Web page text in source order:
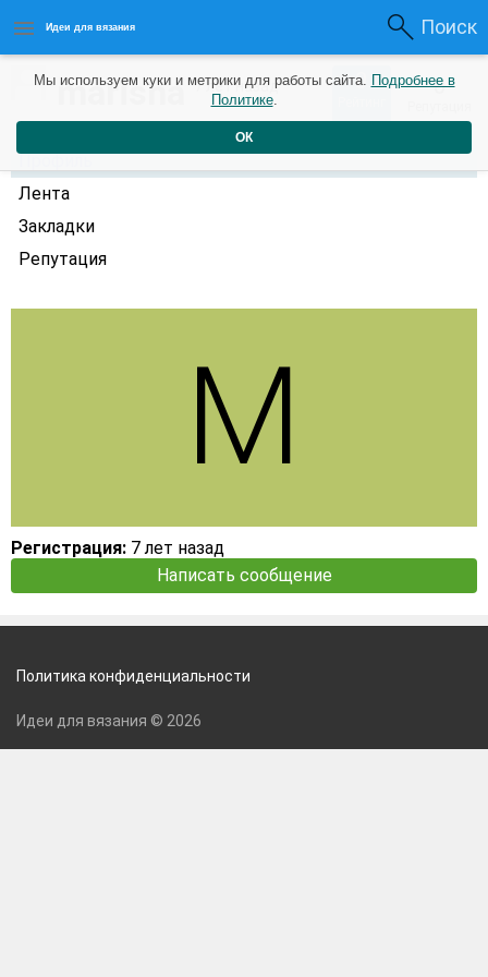
Идеи для вязания Поиск
marisha7 лет назад 0 0
Профиль
Лента
Закладки
Репутация
Регистрация: 7 лет назад
Написать сообщение
Мы используем куки и метрики для работы сайта. Подробнее в
Политике.
ОК
Политика конфиденциальности
Идеи для вязания © 2026